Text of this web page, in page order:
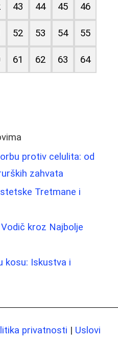
43 44 45 46
52 53 54 55
61 62 63 64
protiv celulita: od
zahvata
Tretmane i
kroz Najbolje
kosu: Iskustva i
privatnosti | Uslovi